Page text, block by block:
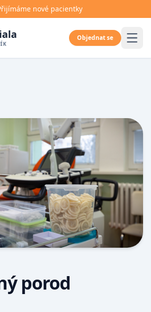
nové pacientky
Objednat se
porod